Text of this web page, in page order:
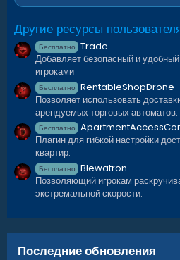
Другие ресурсы
Бесплатно Trade
Добавляет безопасный и
игроками
Бесплатно RentableShopDrone
Позволяет использовать
арендуемых торговых автоматов.
Бесплатно
Плагин для гибкой настройки
квартир.
Бесплатно Blewatron
Позволяющий игрокам
экстремальной скорости.
Последние обновления